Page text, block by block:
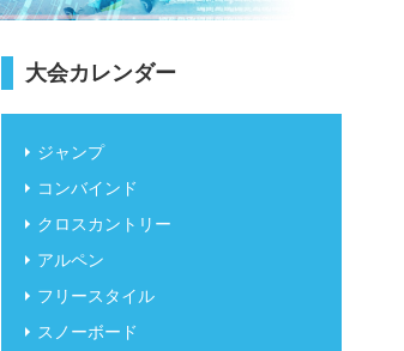
大会カレンダー
ジャンプ
コンバインド
クロスカントリー
アルペン
フリースタイル
スノーボード